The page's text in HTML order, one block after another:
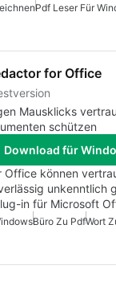
Pdf Leser Für
for Office
Mausklicks
schützen
Download für
Office können
unkenntlich
in für Microsoft
Büro Zu PdfWort